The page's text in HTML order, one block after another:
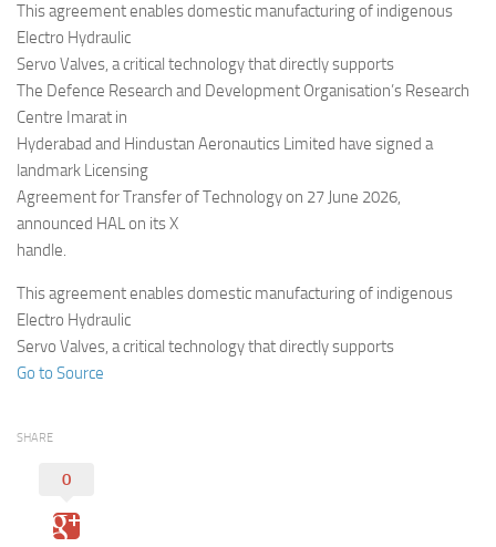
This agreement enables domestic manufacturing of indigenous
Electro Hydraulic
Servo Valves, a critical technology that directly supports
The Defence Research and Development Organisation’s Research
Centre Imarat in
Hyderabad and Hindustan Aeronautics Limited have signed a
landmark Licensing
Agreement for Transfer of Technology on 27 June 2026,
announced HAL on its X
handle.
This agreement enables domestic manufacturing of indigenous
Electro Hydraulic
Servo Valves, a critical technology that directly supports
Go to Source
SHARE
0